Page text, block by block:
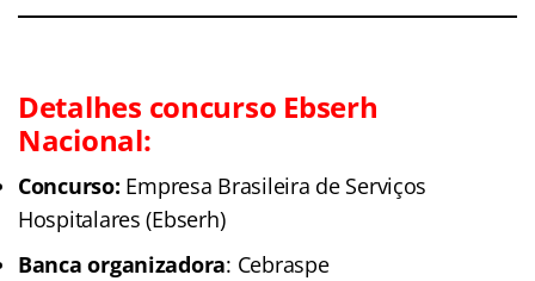
Detalhes concurso Ebserh
Nacional:
Concurso: Empresa Brasileira de Serviços
Hospitalares (Ebserh)
Banca organizadora: Cebraspe